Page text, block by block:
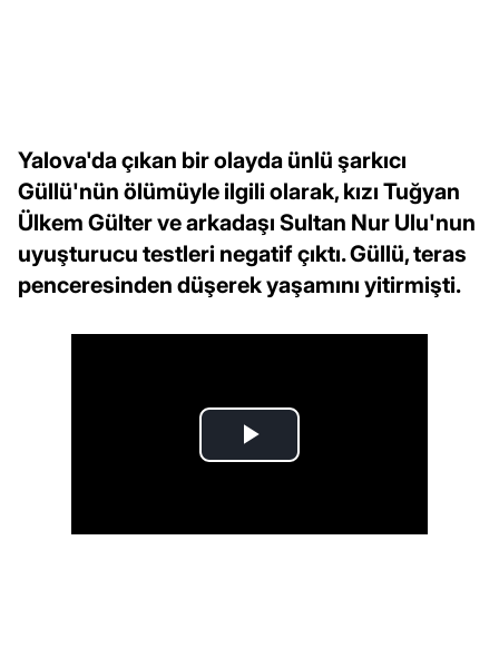
Yalova'da çıkan bir olayda ünlü şarkıcı
Güllü'nün ölümüyle ilgili olarak, kızı Tuğyan
Ülkem Gülter ve arkadaşı Sultan Nur Ulu'nun
uyuşturucu testleri negatif çıktı. Güllü, teras
penceresinden düşerek yaşamını yitirmişti.